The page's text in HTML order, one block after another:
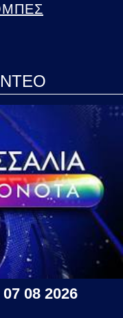
08 2026